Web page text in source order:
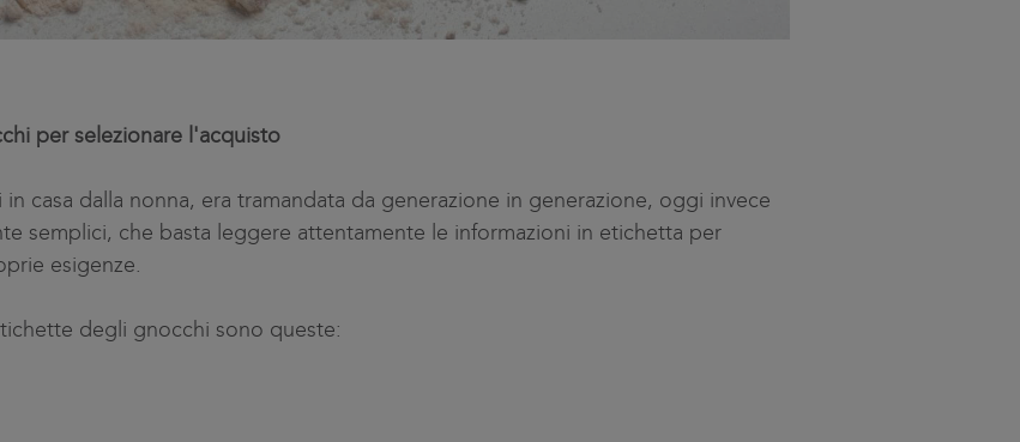
per selezionare l'acquisto
casa dalla nonna, era tramandata da generazione in generazione, oggi invece
semplici, che basta leggere attentamente le informazioni in etichetta per
esigenze.
degli gnocchi sono queste: